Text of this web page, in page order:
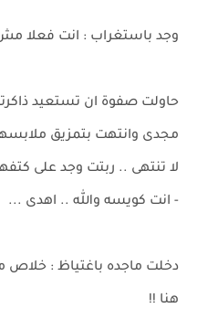
وجد باستغراب : انت فعلا
حاولت صفوة ان تستعيد
مجدى وانتهت بتمزيق
لا تنتهى .. ربتت وجد على
- انت كويسه والله .. اهدى ...
دخلت ماجده باغتياظ : خلاص
هنا !!